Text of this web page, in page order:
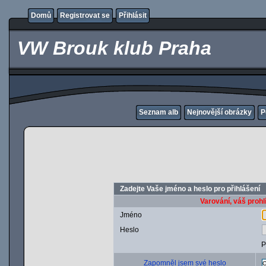
Domů Registrovat se Přihlásit
VW Brouk klub Praha
Seznam alb Nejnovější obrázky
Zadejte Vaše jméno a heslo pro přihlášení
Varování, váš
Jméno
Heslo
Zapomněl jsem své heslo